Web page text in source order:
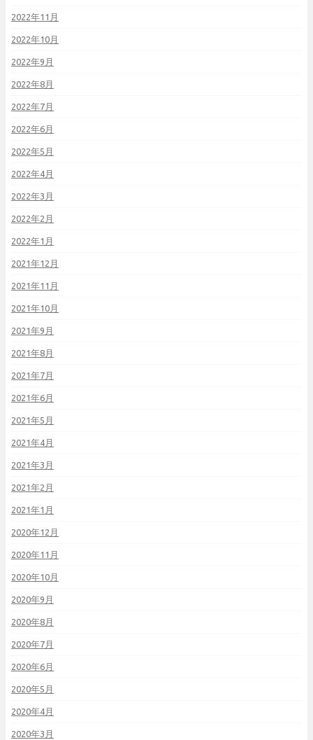
2022年11月
2022年10月
2022年9月
2022年8月
2022年7月
2022年6月
2022年5月
2022年4月
2022年3月
2022年2月
2022年1月
2021年12月
2021年11月
2021年10月
2021年9月
2021年8月
2021年7月
2021年6月
2021年5月
2021年4月
2021年3月
2021年2月
2021年1月
2020年12月
2020年11月
2020年10月
2020年9月
2020年8月
2020年7月
2020年6月
2020年5月
2020年4月
2020年3月